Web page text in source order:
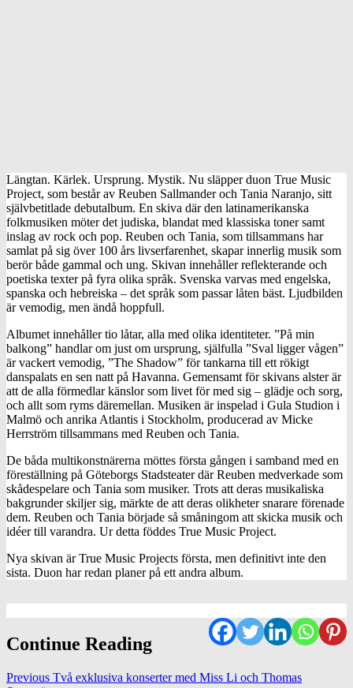
Längtan. Kärlek. Ursprung. Mystik. Nu släpper duon True Music
Project, som består av Reuben Sallmander och Tania Naranjo, sitt
självbetitlade debutalbum. En skiva där den latinamerikanska
folkmusiken möter det judiska, blandat med klassiska toner samt
inslag av rock och pop. Reuben och Tania, som tillsammans har
samlat på sig över 100 års livserfarenhet, skapar innerlig musik som
berör både gammal och ung. Skivan innehåller reflekterande och
poetiska texter på fyra olika språk. Svenska varvas med engelska,
spanska och hebreiska – det språk som passar låten bäst. Ljudbilden
är vemodig, men ändå hoppfull.
Albumet innehåller tio låtar, alla med olika identiteter. ”På min
balkong” handlar om just om ursprung, själfulla ”Sval ligger vågen”
är vackert vemodig, ”The Shadow” för tankarna till ett rökigt
danspalats en sen natt på Havanna. Gemensamt för skivans alster är
att de alla förmedlar känslor som livet för med sig – glädje och sorg,
och allt som ryms däremellan. Musiken är inspelad i Gula Studion i
Malmö och anrika Atlantis i Stockholm, producerad av Micke
Herrström tillsammans med Reuben och Tania.
De båda multikonstnärerna möttes första gången i samband med en
föreställning på Göteborgs Stadsteater där Reuben medverkade som
skådespelare och Tania som musiker. Trots att deras musikaliska
bakgrunder skiljer sig, märkte de att deras olikheter snarare förenade
dem. Reuben och Tania började så småningom att skicka musik och
idéer till varandra. Ur detta föddes True Music Project.
Nya skivan är True Music Projects första, men definitivt inte den
sista. Duon har redan planer på ett andra album.
Continue Reading
Previous Två exklusiva konserter med Miss Li och Thomas